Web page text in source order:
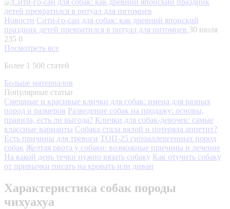
Новости Сити-го-сан для собак: как древний японский
праздник детей превратился в ритуал для питомцев 30 июля
235 0
Посмотреть все
Более 1 500 статей
Больше материалов
Популярные статьи
Смешные и красивые клички для собак: имена для разных
пород и размеров Разведение собак на продажу: основы,
правила, есть ли выгода? Клички для собак-девочек: самые
классные варианты Собака стала вялой и потеряла аппетит?
Есть причины для тревоги ТОП-25 гипоаллергенных пород
собак Желтая рвота у собаки: возможные причины и лечение
На какой день течки нужно вязать собаку Как отучить собаку
от привычки писать на кровать или диван
Характеристика собак породы
чихуахуа